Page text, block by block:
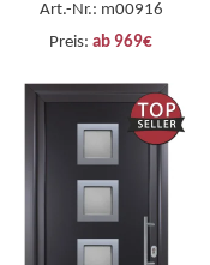
Art.-Nr.: m00916
Preis: ab 969€